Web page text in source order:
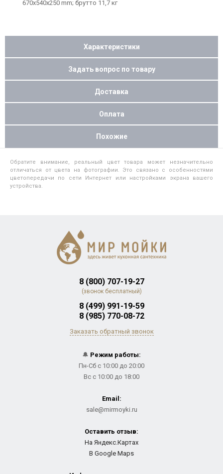
670х540х250 mm; брутто 11,7 кг
Характеристики
Задать вопрос по товару
Доставка
Оплата
Похожие
Обратите внимание, реальный цвет товара может незначительно
отличаться от цвета на фотографии. Это связано с особенностями
цветопередачи по сети Интернет или настройками экрана вашего
устройства.
8 (800) 707-19-27
(звонок бесплатный)
8 (499) 991-19-59
8 (985) 770-08-72
Заказать обратный звонок
🔔 Режим работы:
Пн-Сб с 10:00 до 20:00
Вс с 10:00 до 18:00
Email:
sale@mirmoyki.ru
Оставить отзыв:
На Яндекс.Картах
В Google Maps